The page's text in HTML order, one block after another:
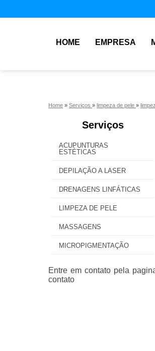
HOME EMPRESA
Home » Serviços » limpeza de pele »
Serviços
ACUPUNTURAS
ESTÉTICAS
DEPILAÇÃO A LASER
DRENAGENS LINFÁTICAS
LIMPEZA DE PELE
MASSAGENS
MICROPIGMENTAÇÃO